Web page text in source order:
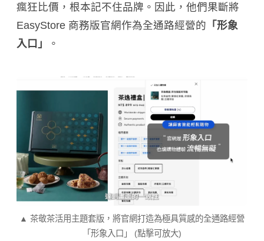
瘋狂比價，根本記不住品牌。因此，他們果斷將
EasyStore 商務版官網作為全通路經營的 「形象
入口」
。
▲ 茶敬茶活用主題套版，將官網打造為極具質感的全通路經營
「形象入口」 (點擊可放大)